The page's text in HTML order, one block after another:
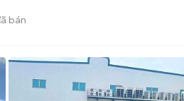
bán